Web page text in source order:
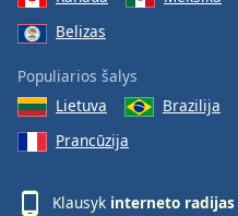
Belizas
Populiarios šalys
Lietuva
Brazilija
Prancūzija
Klausyk interneto radijas